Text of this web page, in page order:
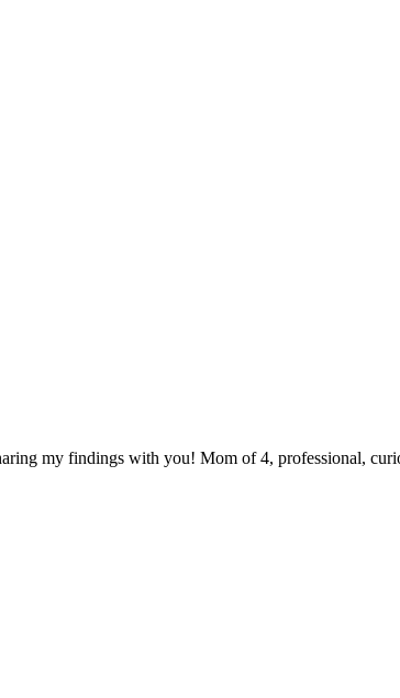
my findings with you! Mom of 4, professional,